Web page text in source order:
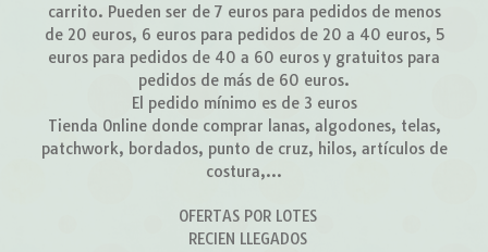
carrito. Pueden ser de 7 euros para pedidos de menos
de 20 euros, 6 euros para pedidos de 20 a 40 euros, 5
euros para pedidos de 40 a 60 euros y gratuitos para
pedidos de más de 60 euros.
El pedido mínimo es de 3 euros
Tienda Online donde comprar lanas, algodones, telas,
patchwork, bordados, punto de cruz, hilos, artículos de
costura,...
OFERTAS POR LOTES
RECIEN LLEGADOS